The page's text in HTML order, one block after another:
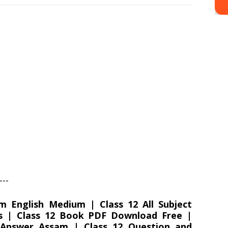
English Medium | Class 12 All Subject
Class 12 Book PDF Download Free |